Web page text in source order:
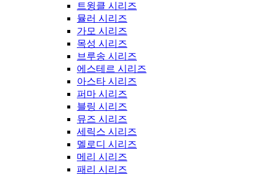
트윙클 시리즈
뮬러 시리즈
가모 시리즈
목성 시리즈
브루송 시리즈
에스테르 시리즈
아스타 시리즈
퍼마 시리즈
블링 시리즈
뮤즈 시리즈
세릭스 시리즈
멜로디 시리즈
메리 시리즈
패리 시리즈